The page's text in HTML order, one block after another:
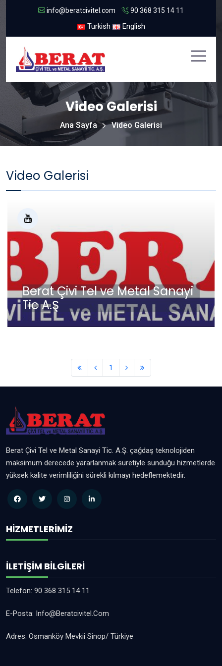
info@beratcivitel.com 90 368 315 14 11
Turkish English
Video Galerisi
Ana Sayfa Video Galerisi
Video Galerisi
Berat Çivi Tel ve Metal Sanayi
Tic A.Ş
1
Berat Çivi Tel ve Metal Sanayi Tic. A.Ş. çağdaş teknolojiden
maksimum derecede yararlanmak suretiyle sunduğu hizmetlerde
yüksek kalite verimliliğini sürekli kılmayı hedeflemektedir.
HIZMETLERIMIZ
İLETIŞIM BILGILERI
Telefon: 90 368 315 14 11
E-Posta: Info@beratcivitel.com
Adres: Osmanköy Mevkii Sinop/ Türkiye